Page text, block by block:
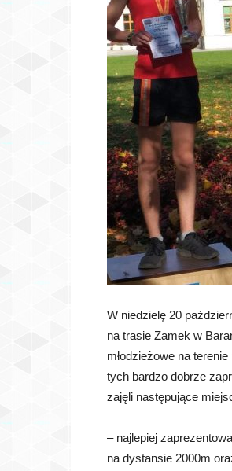
W niedzielę 20
na trasie Zamek w
młodzieżowe na
tych bardzo dobrze
zajęli następujące
– najlepiej
na dystansie 2000m